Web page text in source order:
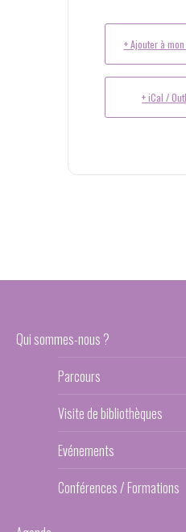
+ Ajouter à
+ iCal /
Qui sommes-nous ?
Parcours
Visite de bibliothèques
Evénements
Conférences / Formations